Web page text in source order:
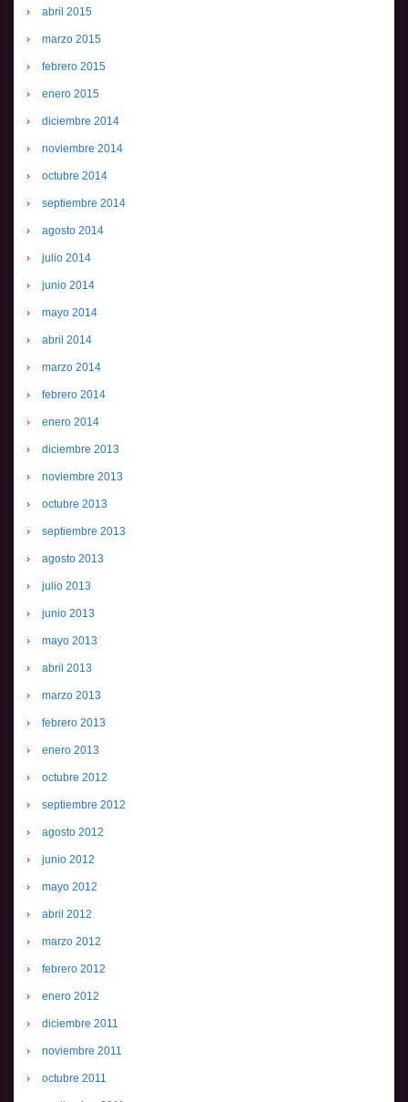
abril 2015
marzo 2015
febrero 2015
enero 2015
diciembre 2014
noviembre 2014
octubre 2014
septiembre 2014
agosto 2014
julio 2014
junio 2014
mayo 2014
abril 2014
marzo 2014
febrero 2014
enero 2014
diciembre 2013
noviembre 2013
octubre 2013
septiembre 2013
agosto 2013
julio 2013
junio 2013
mayo 2013
abril 2013
marzo 2013
febrero 2013
enero 2013
octubre 2012
septiembre 2012
agosto 2012
junio 2012
mayo 2012
abril 2012
marzo 2012
febrero 2012
enero 2012
diciembre 2011
noviembre 2011
octubre 2011